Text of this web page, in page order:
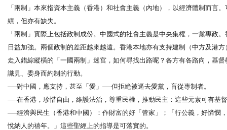
「兩制」本來指資本主義（香港）和社會主義（內地），以經濟體制而言
績，但亦有缺失。
「兩制」實際上包括政制成份。中國式的社會主義是中央集權，一黨專政
日益加強。兩個政制的差距越來越遠。香港本地亦有支持建制（中方及港
走入錯綜縱橫的「一國兩制」迷宫，如何尋找出路呢？各方有各路向，基
識見、委身而約制的行動。
──對中國，應支持，甚至「愛」──但拒絶被逼去愛黨，盲從專制者。
──在香港，珍惜自由，維護法治，尊重民權，推動民主：這些元素可有基
──經濟與民生（香港和中國）：作財富的好「管家」；「行公義，好憐
悅納人的禧年。」這些聖經上的指導是可落實的。